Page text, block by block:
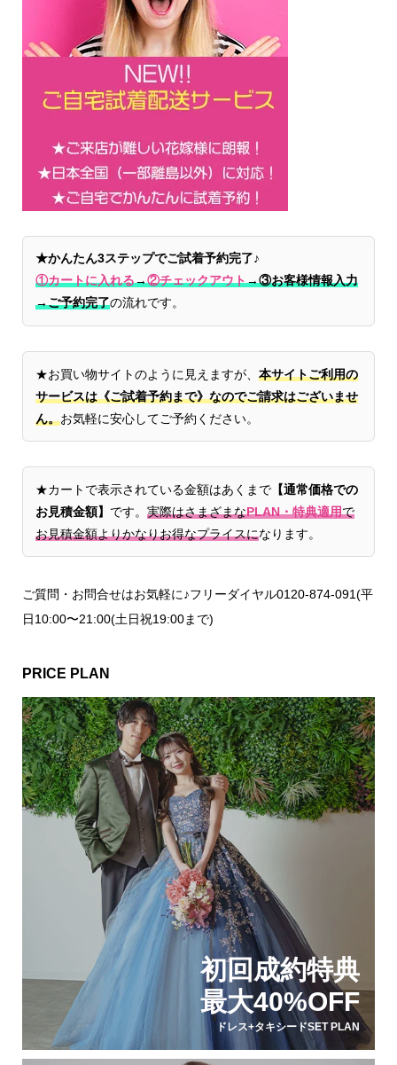
★かんたん3ステップでご試着予約完了♪
①カートに入れる→②チェックアウト→③お客様情報入力
→ご予約完了の流れです。
★お買い物サイトのように見えますが、 本サイトご利用の
サービスは《ご試着予約まで》なのでご請求はございませ
ん。お気軽に安心してご予約ください。
★カートで表示されている金額はあくまで【通常価格での
お見積金額】 です。 実際はさまざまなPLAN・特典適用で
お見積金額よりかなりお得なプライスになります。
ご質問・お問合せはお気軽に♪フリーダイヤル0120-874-091(平
日10:00〜21:00(土日祝19:00まで)
PRICE PLAN
初回成約特典
最大40%OFF
ドレス+タキシードSET PLAN